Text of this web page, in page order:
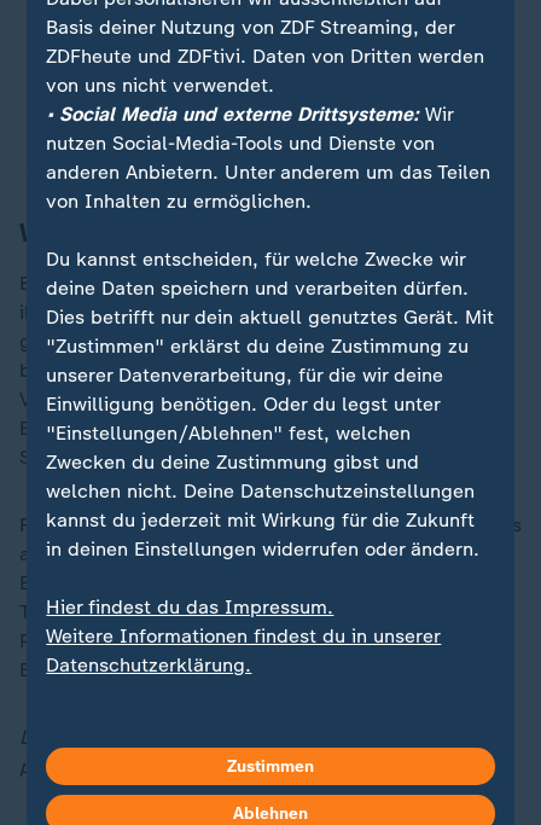
Bob Dylan hat es getan, auch Rapper Rin zieht es
durch: Keine Handys bei Konzerten. Und auch
einige Clubs sagen inzwischen: Filmen und
Fotografieren verboten. Nische oder Trend?
von Sven Class und Anna Katharina Hemer
Wie sinnvoll eine Ticketversicherung ist
Eine Ticketversicherung ist zwar oft nicht teuer, aber
ihr Nutzen sei in den meisten Fällen fraglich, denn sie
greife in der Regel nur, wenn der Hinderungsgrund
beim Käufer selbst läge, so Philipp Wolf. Wird eine
Veranstaltung wegen schlechten Wetters oder einer
Bombendrohung verschoben, gibt es keinen
Schadensersatz von der Versicherung.
Fällt ein Event ersatzlos aus, müsse man den Kaufpreis
auch ohne Versicherung zurückbekommen, so die
Einschätzung der Verbraucherzentrale. Nur wenn die
Tickets außergewöhnlich teuer sind, könne es laut
Philipp Wolf sinnvoll sein, eine Versicherung in
Erwägung zu ziehen.
Der Artikel wurde erstmals am 10. Oktober 2024
publiziert.
Basis deiner Nutzung von ZDF Streaming, der
ZDFheute und ZDFtivi. Daten von Dritten werden
von uns nicht verwendet.
• Social Media und externe Drittsysteme:Wir
nutzen Social-Media-Tools und Dienste von
anderen Anbietern. Unter anderem um das Teilen
von Inhalten zu ermöglichen.
Du kannst entscheiden, für welche Zwecke wir
deine Daten speichern und verarbeiten dürfen.
Dies betrifft nur dein aktuell genutztes Gerät. Mit
"Zustimmen" erklärst du deine Zustimmung zu
unserer Datenverarbeitung, für die wir deine
Einwilligung benötigen. Oder du legst unter
"Einstellungen/Ablehnen" fest, welchen
Zwecken du deine Zustimmung gibst und
welchen nicht. Deine Datenschutzeinstellungen
kannst du jederzeit mit Wirkung für die Zukunft
in deinen Einstellungen widerrufen oder ändern.
Hier findest du das Impressum.
Weitere Informationen findest du in unserer
Datenschutzerklärung.
Zustimmen
Ablehnen